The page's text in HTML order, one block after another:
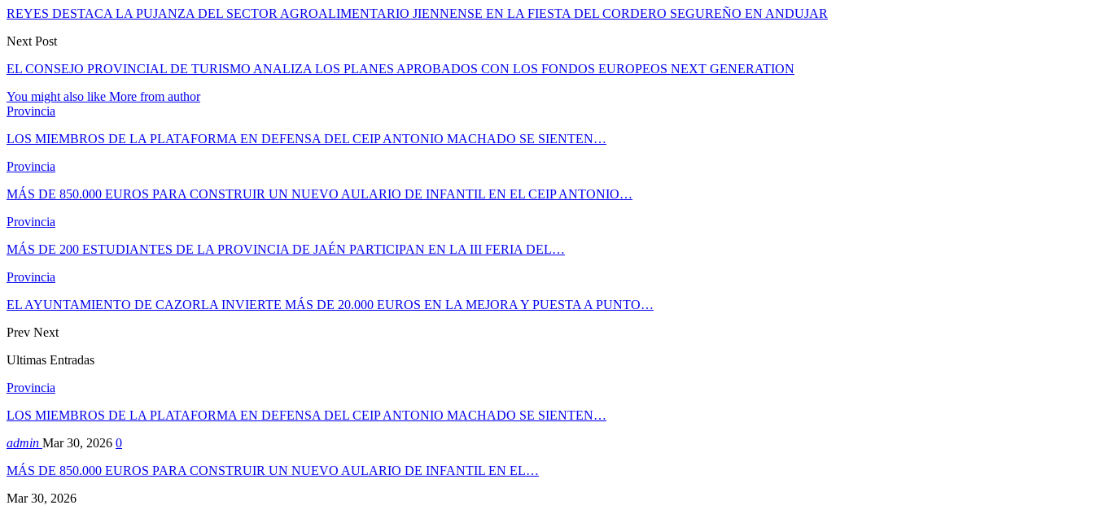
REYES DESTACA LA PUJANZA DEL SECTOR AGROALIMENTARIO JIENNENSE EN LA FIESTA DEL CORDERO SEGUREÑO EN ANDUJAR
Next Post
EL CONSEJO PROVINCIAL DE TURISMO ANALIZA LOS PLANES APROBADOS CON LOS FONDOS EUROPEOS NEXT GENERATION
You might also like More from author
Provincia
LOS MIEMBROS DE LA PLATAFORMA EN DEFENSA DEL CEIP ANTONIO MACHADO SE SIENTEN…
Provincia
MÁS DE 850.000 EUROS PARA CONSTRUIR UN NUEVO AULARIO DE INFANTIL EN EL CEIP ANTONIO…
Provincia
MÁS DE 200 ESTUDIANTES DE LA PROVINCIA DE JAÉN PARTICIPAN EN LA III FERIA DEL…
Provincia
EL AYUNTAMIENTO DE CAZORLA INVIERTE MÁS DE 20.000 EUROS EN LA MEJORA Y PUESTA A PUNTO…
Prev Next
Ultimas Entradas
Provincia
LOS MIEMBROS DE LA PLATAFORMA EN DEFENSA DEL CEIP ANTONIO MACHADO SE SIENTEN…
admin Mar 30, 2026 0
MÁS DE 850.000 EUROS PARA CONSTRUIR UN NUEVO AULARIO DE INFANTIL EN EL…
Mar 30, 2026